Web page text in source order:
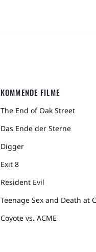
KOMMENDE FILME
The End of Oak Street
Das Ende der Sterne
Digger
Exit 8
Resident Evil
Coyote vs. ACME